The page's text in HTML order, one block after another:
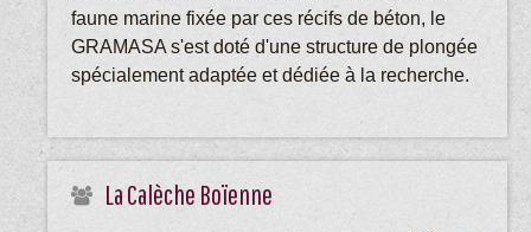
faune marine fixée par ces récifs de béton, le
GRAMASA s'est doté d'une structure de plongée
spécialement adaptée et dédiée à la recherche.
La Calèche Boïenne